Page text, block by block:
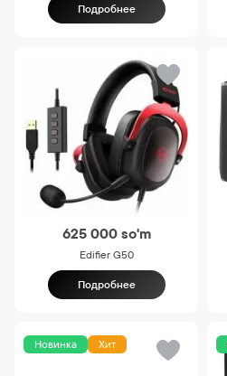
Подробнее
625 000 so'm
Edifier G50
Подробнее
Новинка Хит